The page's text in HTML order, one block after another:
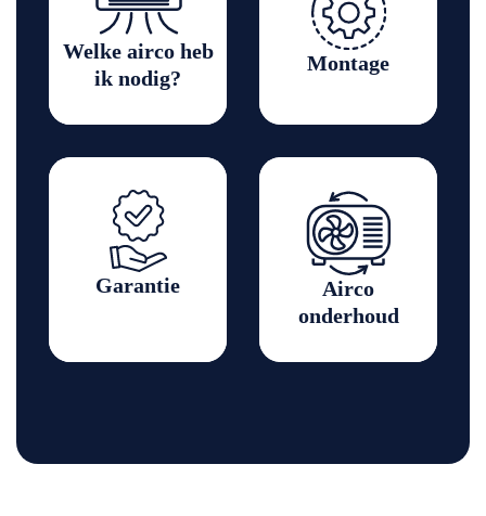
Welke airco heb
ik nodig?
Montage
Garantie
Airco
onderhoud